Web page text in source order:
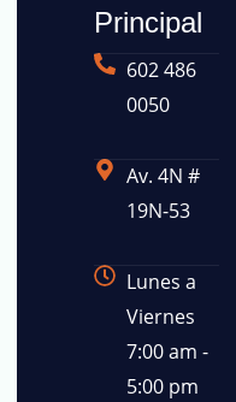
Principal
602 486
0050
Av. 4N #
19N-53
Lunes a
Viernes
7:00 am -
5:00 pm